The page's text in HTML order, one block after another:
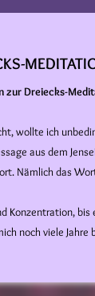
zur Dreiecks-
wollte ich
aus dem
Nämlich das
Konzentration, bis
noch viele Jahre